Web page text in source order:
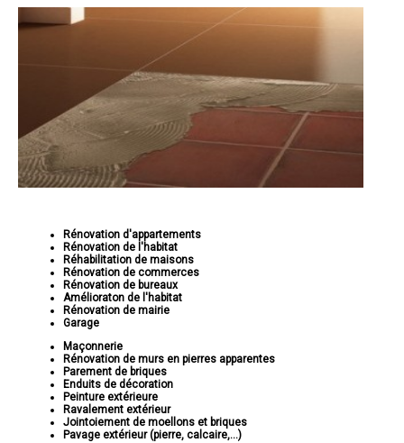
Rénovation d'appartements
Rénovation de l'habitat
Réhabilitation de maisons
Rénovation de commerces
Rénovation de bureaux
Amélioraton de l'habitat
Rénovation de mairie
Garage
Maçonnerie
Rénovation de murs en pierres apparentes
Parement de briques
Enduits de décoration
Peinture extérieure
Ravalement extérieur
Jointoiement de moellons et briques
Pavage extérieur (pierre, calcaire,...)